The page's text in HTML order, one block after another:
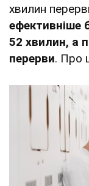
хвилин
ефективніше
52 хвилин, а
перерви. Про